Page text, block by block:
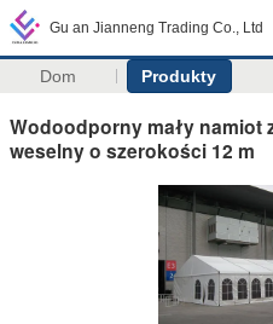
Gu an Jianneng Trading Co., Ltd
Dom Produkty
Wodoodporny mały namiot
weselny o szerokości 12 m